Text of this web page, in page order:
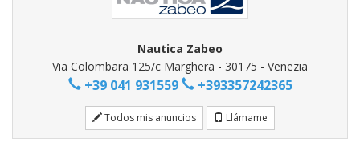
Nautica Zabeo
Via Colombara 125/c Marghera - 30175 - Venezia
+39 041 931559 +393357242365
Todos mis anuncios Llámame